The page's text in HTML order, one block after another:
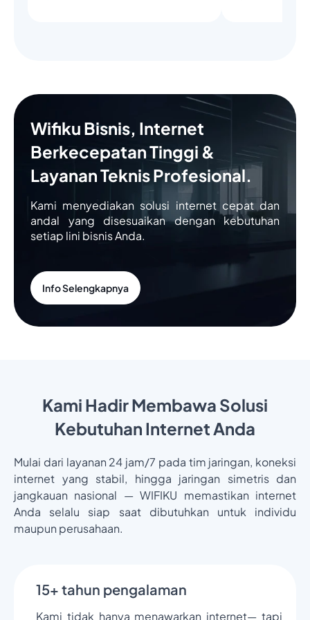
Wifiku Bisnis, Internet
Berkecepatan Tinggi &
Layanan Teknis Profesional.
Kami menyediakan solusi internet cepat dan
andal yang disesuaikan dengan kebutuhan
setiap lini bisnis Anda.
Info Selengkapnya
Kami Hadir Membawa Solusi
Kebutuhan Internet Anda
Mulai dari layanan 24 jam/7 pada tim jaringan, koneksi
internet yang stabil, hingga jaringan simetris dan
jangkauan nasional — WIFIKU memastikan internet
Anda selalu siap saat dibutuhkan untuk individu
maupun perusahaan.
15+ tahun pengalaman
Kami tidak hanya menawarkan internet— tapi